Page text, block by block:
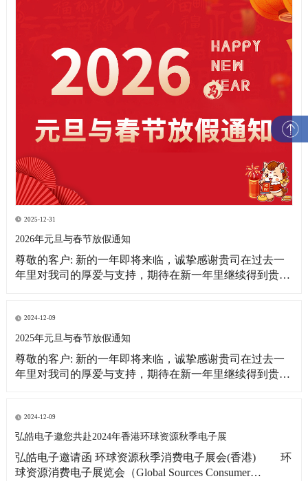
2025-12-31
2026年元旦与春节放假通知
尊敬的客户: 新的一年即将来临，诚挚感谢贵司在过去一
年里对我司的厚爱与支持，期待在新一年里继续得到贵司
单需求，提前做好春节期间物料准备工作，现将我司放假
相关事宜通知如下: 1、元旦放假
2024-12-09
2025年元旦与春节放假通知
尊敬的客户: 新的一年即将来临，诚挚感谢贵司在过去一
年里对我司的厚爱与支持，期待在新一年里继续得到贵司
求，提前做好春节期间物料准备工作，现将我司放假相关
事宜通知如下: 1、元旦放假时间：2025
2024-12-09
弘皓电子邀您共赴2024年香港环球资源秋季电子展
弘皓电子邀请函 环球资源秋季消费电子展会(香港) 环
球资源消费电子展览会（Global Sources Consumer